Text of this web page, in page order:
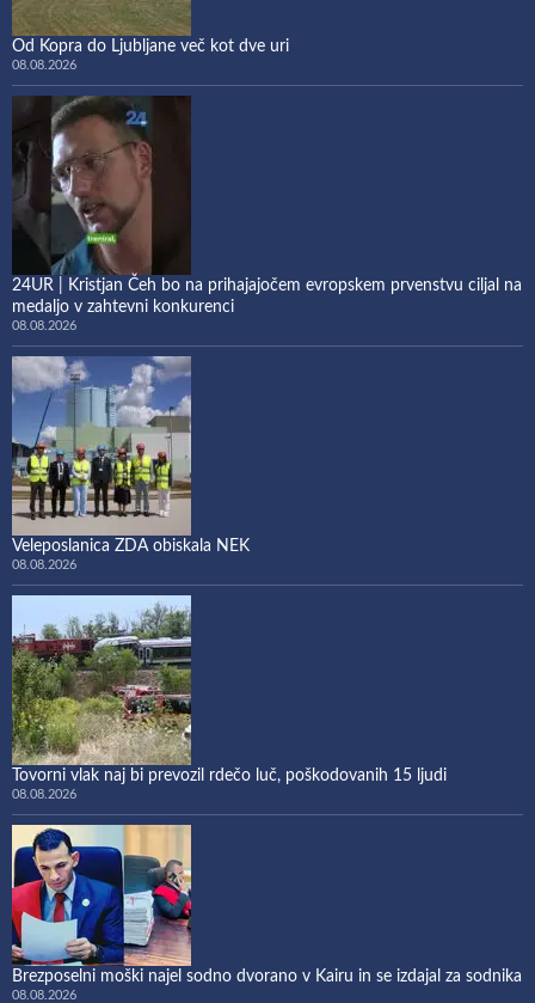
Od Kopra do Ljubljane več kot dve uri
08.08.2026
24UR | Kristjan Čeh bo na prihajajočem evropskem prvenstvu ciljal na
medaljo v zahtevni konkurenci
08.08.2026
Veleposlanica ZDA obiskala NEK
08.08.2026
Tovorni vlak naj bi prevozil rdečo luč, poškodovanih 15 ljudi
08.08.2026
Brezposelni moški najel sodno dvorano v Kairu in se izdajal za sodnika
08.08.2026